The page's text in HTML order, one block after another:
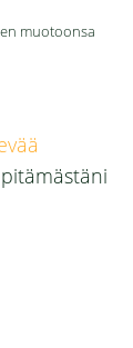
muotoonsa